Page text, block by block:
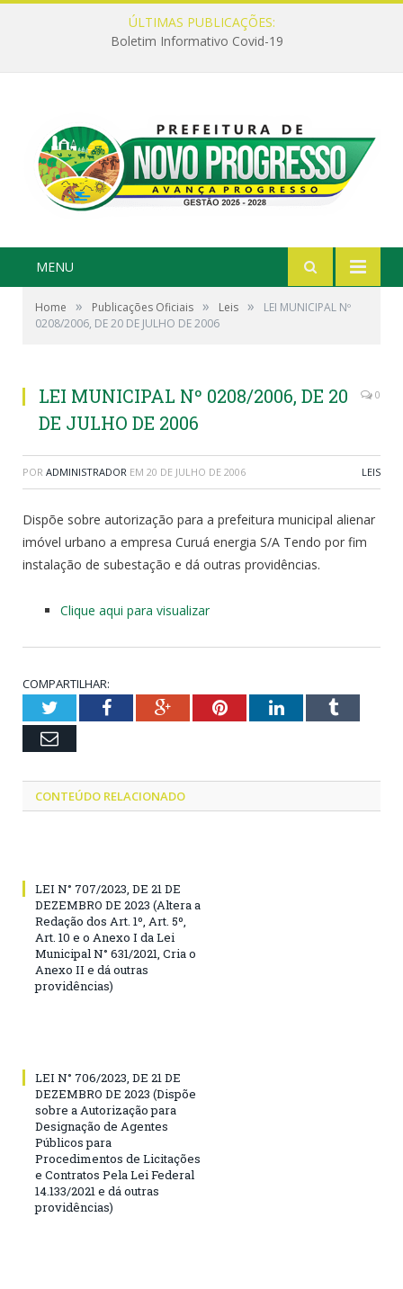
ÚLTIMAS PUBLICAÇÕES:
Boletim Informativo Covid-19
MENU
Home » Publicações Oficiais » Leis »
LEI MUNICIPAL Nº
0208/2006, DE 20 DE JULHO DE 2006
LEI MUNICIPAL Nº 0208/2006, DE 20
DE JULHO DE 2006
0
POR ADMINISTRADOR EM 20 DE JULHO DE 2006 LEIS
Dispõe sobre autorização para a prefeitura municipal alienar
imóvel urbano a empresa Curuá energia S/A Tendo por fim
instalação de subestação e dá outras providências.
Clique aqui para visualizar
COMPARTILHAR:
TwitterFacebookGoogle+PinterestLinkedInTumblr
Email
CONTEÚDO RELACIONADO
LEI N° 707/2023, DE 21 DE
DEZEMBRO DE 2023 (Altera a
Redação dos Art. 1º, Art. 5º,
Art. 10 e o Anexo I da Lei
Municipal N° 631/2021, Cria o
Anexo II e dá outras
providências)
LEI N° 706/2023, DE 21 DE
DEZEMBRO DE 2023 (Dispõe
sobre a Autorização para
Designação de Agentes
Públicos para
Procedimentos de Licitações
e Contratos Pela Lei Federal
14.133/2021 e dá outras
providências)